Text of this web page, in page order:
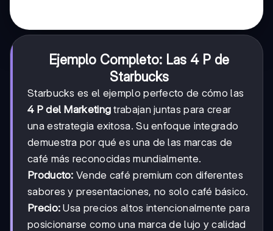
Ejemplo Completo: Las 4 P de
Starbucks
Starbucks es el ejemplo perfecto de cómo las
4 P del Marketing trabajan juntas para crear
una estrategia exitosa. Su enfoque integrado
demuestra por qué es una de las marcas de
café más reconocidas mundialmente.
Producto: Vende café premium con diferentes
sabores y presentaciones, no solo café básico.
Precio: Usa precios altos intencionalmente para
posicionarse como una marca de lujo y calidad